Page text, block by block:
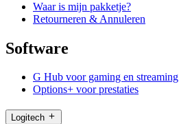
Waar is mijn pakketje?
Retourneren & Annuleren
Software
G Hub voor gaming en streaming
Options+ voor prestaties
Logitech